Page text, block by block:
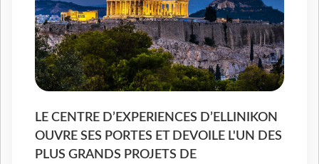
LE CENTRE D’EXPERIENCES D’ELLINIKON
OUVRE SES PORTES ET DEVOILE L'UN DES
PLUS GRANDS PROJETS DE